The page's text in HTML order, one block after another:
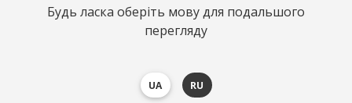
Будь ласка оберіть мову для подальшого
перегляду
UA RU